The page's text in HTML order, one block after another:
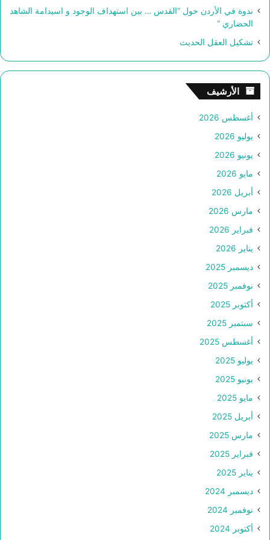
ندوة في الأردن حول “القدس … بين استهداف الوجود و اسيدامة الشاهد
الحضاري “
تشكيل العقل الحديث
الأرشيف
أغسطس 2026
يوليو 2026
يونيو 2026
مايو 2026
أبريل 2026
مارس 2026
فبراير 2026
يناير 2026
ديسمبر 2025
نوفمبر 2025
أكتوبر 2025
سبتمبر 2025
أغسطس 2025
يوليو 2025
يونيو 2025
مايو 2025
أبريل 2025
مارس 2025
فبراير 2025
يناير 2025
ديسمبر 2024
نوفمبر 2024
أكتوبر 2024